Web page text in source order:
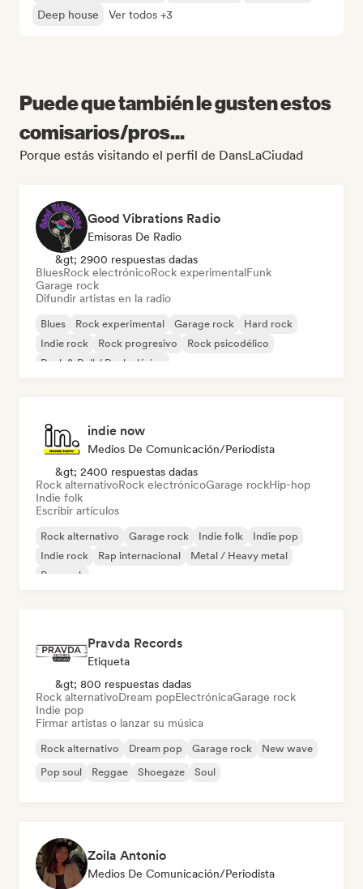
Deep house Ver todos +3
Puede que también le gusten estos
comisarios/pros...
Porque estás visitando el perfil de DansLaCiudad
Good Vibrations Radio
Emisoras De Radio
&gt; 2900 respuestas dadas
BluesRock electrónicoRock experimentalFunk
Garage rock
Difundir artistas en la radio
Blues Rock experimental Garage rock
Hard rock
Indie rock
Rock progresivo
Rock psicodélico
Rock & Roll / Rock clásico
indie now
Medios De Comunicación/Periodista
&gt; 2400 respuestas dadas
Rock alternativoRock electrónicoGarage rockHip-hop
Indie folk
Escribir artículos
Rock alternativo Garage rock Indie folk
Indie pop
Indie rock
Rap internacional
Metal / Heavy metal
Pop rock
Pravda Records
Etiqueta
&gt; 800 respuestas dadas
Rock alternativoDream popElectrónicaGarage rock
Indie pop
Firmar artistas o lanzar su música
Rock alternativo Dream pop Garage rock
New wave
Pop soul
Reggae Shoegaze Soul
Zoila Antonio
Medios De Comunicación/Periodista